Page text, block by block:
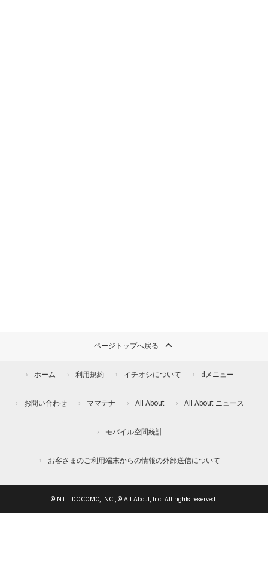
ページトップへ戻る
ホーム 利用規約 イチオシについて dメニュー
お問い合わせ ママテナ All About All About ニュース
モバイル空間統計
お客さまのご利用端末からの情報の外部送信について
© NTT DOCOMO, INC., © All About, Inc. All rights reserved.